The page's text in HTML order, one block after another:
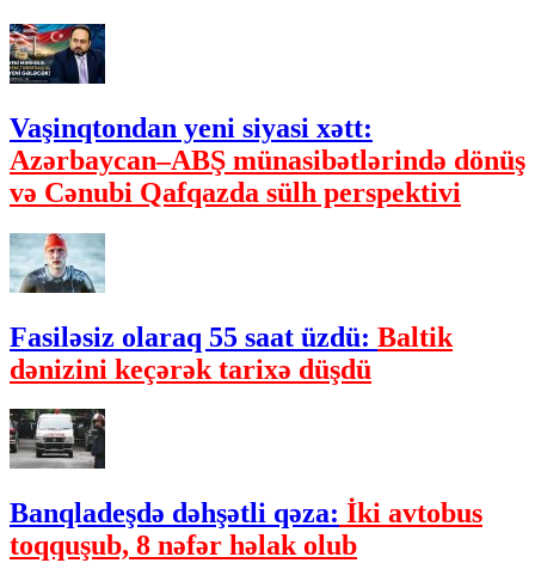
Vaşinqtondan yeni siyasi xətt:
Azərbaycan–ABŞ münasibətlərində dönüş
və Cənubi Qafqazda sülh perspektivi
Fasiləsiz olaraq 55 saat üzdü: Baltik
dənizini keçərək tarixə düşdü
Banqladeşdə dəhşətli qəza: İki avtobus
toqquşub, 8 nəfər həlak olub